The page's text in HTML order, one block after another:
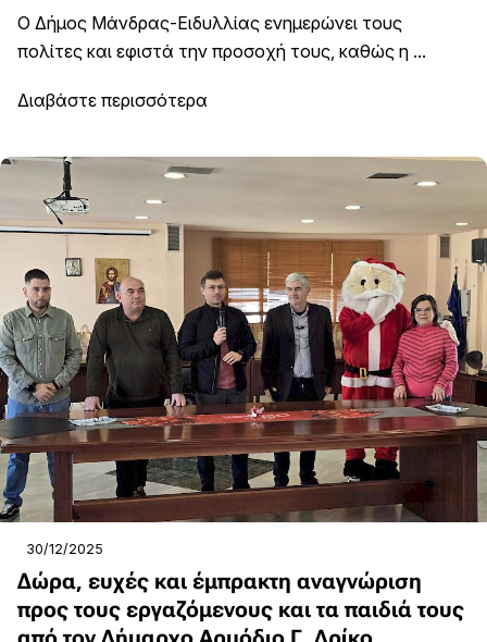
Ο Δήμος Μάνδρας-Ειδυλλίας ενημερώνει τους
πολίτες και εφιστά την προσοχή τους, καθώς η ...
Διαβάστε περισσότερα
30/12/2025
Δώρα, ευχές και έμπρακτη αναγνώριση
προς τους εργαζόμενους και τα παιδιά τους